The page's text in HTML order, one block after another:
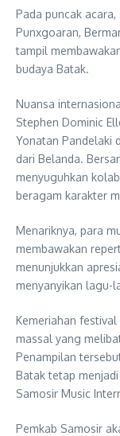
Pada puncak
Punxgoaran,
tampil
budaya Batak.
Nuansa
Stephen Dominic
Yonatan Pandelaki
dari Belanda.
menyuguhkan
beragam karakter
Menariknya, para
membawakan
menunjukkan
menyanyikan lagu-
Kemeriahan
massal yang
Penampilan
Batak tetap
Samosir Music
Pemkab Samosir